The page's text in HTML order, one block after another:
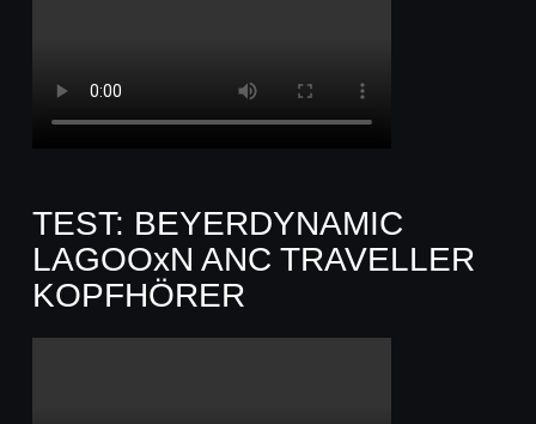
TEST: BEYERDYNAMIC
LAGOOxN ANC TRAVELLER
KOPFHÖRER